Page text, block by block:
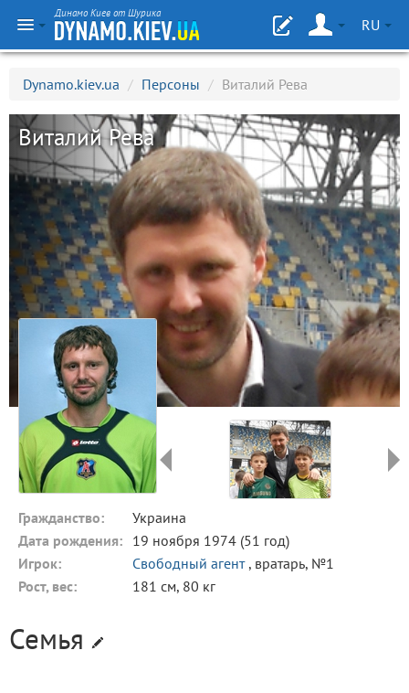
Динамо Киев от Шурика
RU
Dynamo.kiev.ua / Персоны / Виталий Рева
Виталий Рева
Гражданство:
Украина
Дата рождения: 19 ноября 1974 (51 год)
Игрок:
Свободный агент, вратарь, №1
Рост, вес:
181 см, 80 кг
Семья